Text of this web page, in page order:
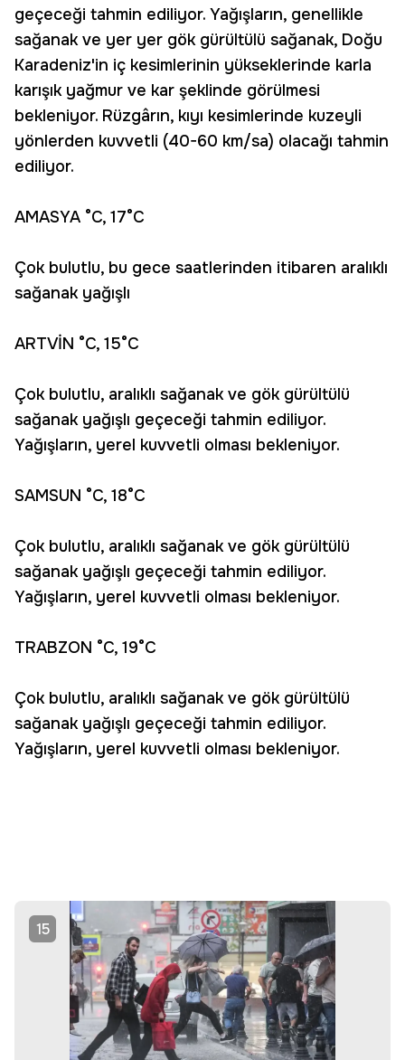
geçeceği tahmin ediliyor. Yağışların, genellikle
sağanak ve yer yer gök gürültülü sağanak, Doğu
Karadeniz'in iç kesimlerinin yükseklerinde karla
karışık yağmur ve kar şeklinde görülmesi
bekleniyor. Rüzgârın, kıyı kesimlerinde kuzeyli
yönlerden kuvvetli (40-60 km/sa) olacağı tahmin
ediliyor.
AMASYA °C, 17°C
Çok bulutlu, bu gece saatlerinden itibaren aralıklı
sağanak yağışlı
ARTVİN °C, 15°C
Çok bulutlu, aralıklı sağanak ve gök gürültülü
sağanak yağışlı geçeceği tahmin ediliyor.
Yağışların, yerel kuvvetli olması bekleniyor.
SAMSUN °C, 18°C
Çok bulutlu, aralıklı sağanak ve gök gürültülü
sağanak yağışlı geçeceği tahmin ediliyor.
Yağışların, yerel kuvvetli olması bekleniyor.
TRABZON °C, 19°C
Çok bulutlu, aralıklı sağanak ve gök gürültülü
sağanak yağışlı geçeceği tahmin ediliyor.
Yağışların, yerel kuvvetli olması bekleniyor.
15